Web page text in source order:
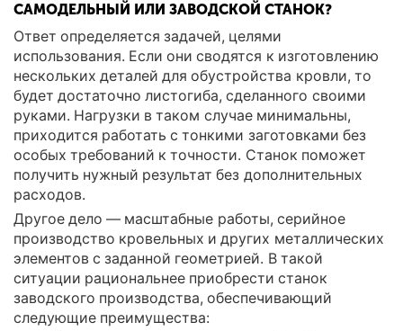
САМОДЕЛЬНЫЙ ИЛИ ЗАВОДСКОЙ СТАНОК?
Ответ определяется задачей, целями
использования. Если они сводятся к изготовлению
нескольких деталей для обустройства кровли, то
будет достаточно листогиба, сделанного своими
руками. Нагрузки в таком случае минимальны,
приходится работать с тонкими заготовками без
особых требований к точности. Станок поможет
получить нужный результат без дополнительных
расходов.
Другое дело — масштабные работы, серийное
производство кровельных и других металлических
элементов с заданной геометрией. В такой
ситуации рациональнее приобрести станок
заводского производства, обеспечивающий
следующие преимущества: